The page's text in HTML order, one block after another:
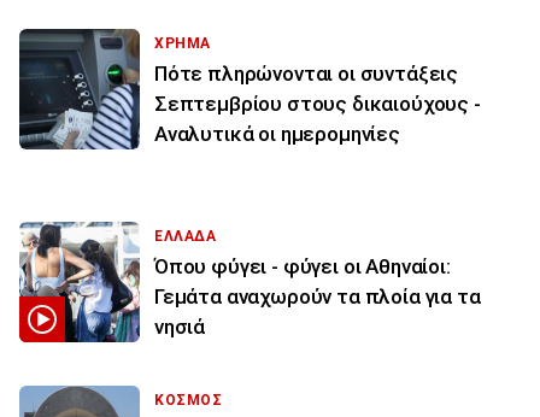
ΧΡΗΜΑ
Πότε πληρώνονται οι συντάξεις
Σεπτεμβρίου στους δικαιούχους -
Αναλυτικά οι ημερομηνίες
ΕΛΛΑΔΑ
Όπου φύγει - φύγει οι Αθηναίοι:
Γεμάτα αναχωρούν τα πλοία για τα
νησιά
ΚΟΣΜΟΣ